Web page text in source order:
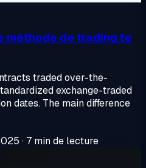
méthode de trading te
traded over-the-
exchange-traded
dates. The main difference
· 7 min de lecture